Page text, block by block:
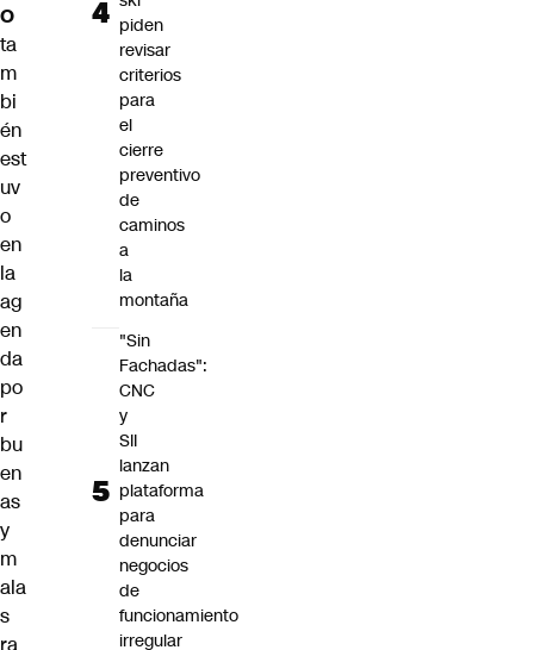
O
ta
m
bi
én
est
uv
o
en
la
ag
en
da
po
r
bu
en
as
y
m
ala
s
ra
piden
revisar
criterios
para
el
cierre
preventivo
de
caminos
a
la
montaña
"Sin
Fachadas":
CNC
y
SII
lanzan
plataforma
para
denunciar
negocios
de
funcionamiento
irregular